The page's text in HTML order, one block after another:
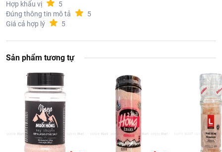
Hợp khẩu vị
5
Đúng thông tin mô tả
5
Giá cả hợp lý
5
Sản phẩm tương tự